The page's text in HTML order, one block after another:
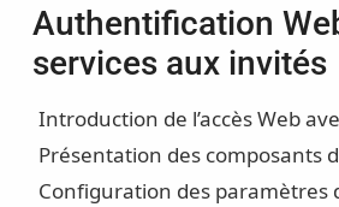
Authentification
services aux invités
Introduction de l’accès Web
Présentation des composants
Configuration des paramètres